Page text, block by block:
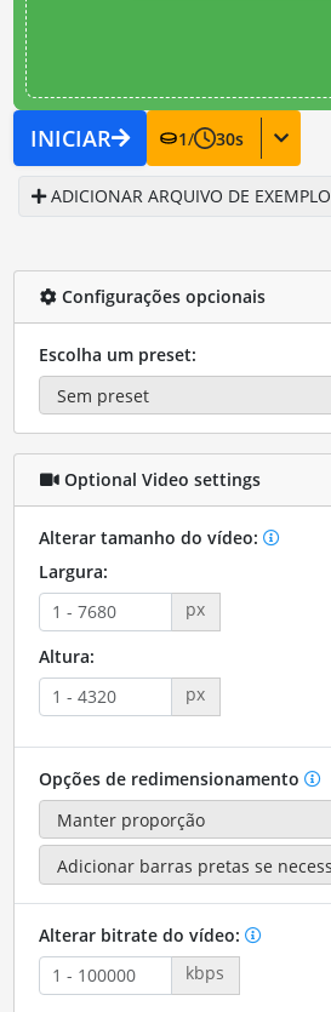
INICIAR 1/ 30s
ADICIONAR ARQUIVO DE EXEMPLO
Configurações opcionais
Escolha um preset:
Optional Video settings
Alterar tamanho do vídeo:
Largura:
px
Altura:
px
Opções de redimensionamento
Alterar bitrate do vídeo:
kbps